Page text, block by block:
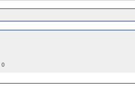
0